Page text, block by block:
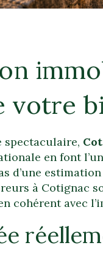
votre
spectaculaire,
en font
d’une
à Cotignac
cohérent avec